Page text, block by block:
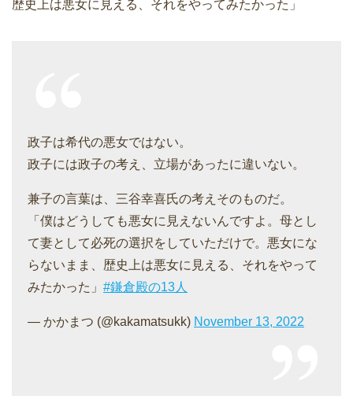
歴史上は悪女に見える、それをやってみたかった」
政子は希代の悪女ではない。
政子には政子の考え、立場があったに違いない。
兼子の言葉は、三谷幸喜氏の考えそのものだ。
「僕はどうしても悪女に見えないんですよ。母とし
て妻として必死の選択をしていただけで。悪女にな
らないまま、歴史上は悪女に見える、それをやって
みたかった」 #鎌倉殿の13人
— かかまつ (@kakamatsukk) November 13, 2022